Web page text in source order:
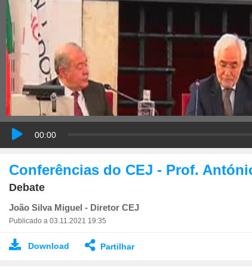
00:00
Conferências do CEJ - Prof.
Debate
João Silva Miguel - Diretor CEJ
Publicado a 03.11.2021 19:35
Download Partilhar